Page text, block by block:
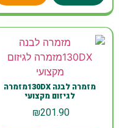
מזמרה לבנה 130DXמזמרה
לגיזום מקצועי
₪201.90